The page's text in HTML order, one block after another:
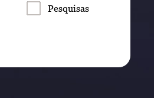
Pesquisas